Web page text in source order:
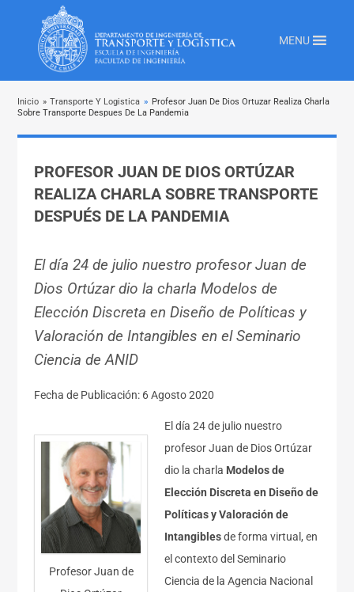
MENU
Inicio » Transporte Y Logistica » Profesor Juan De Dios Ortuzar Realiza Charla
Sobre Transporte Despues De La Pandemia
PROFESOR JUAN DE DIOS ORTÚZAR
REALIZA CHARLA SOBRE TRANSPORTE
DESPUÉS DE LA PANDEMIA
El día 24 de julio nuestro profesor Juan de
Dios Ortúzar dio la charla Modelos de
Elección Discreta en Diseño de Políticas y
Valoración de Intangibles en el Seminario
Ciencia de ANID
Fecha de Publicación: 6 Agosto 2020
Profesor Juan de
El día 24 de julio nuestro
profesor Juan de Dios Ortúzar
dio la charla Modelos de
Elección Discreta en Diseño de
Políticas y Valoración de
Intangiblesde forma virtual, en
el contexto del Seminario
Ciencia de la Agencia Nacional